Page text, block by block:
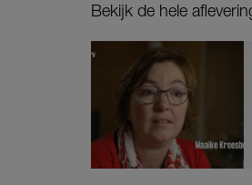
Bekijk de hele